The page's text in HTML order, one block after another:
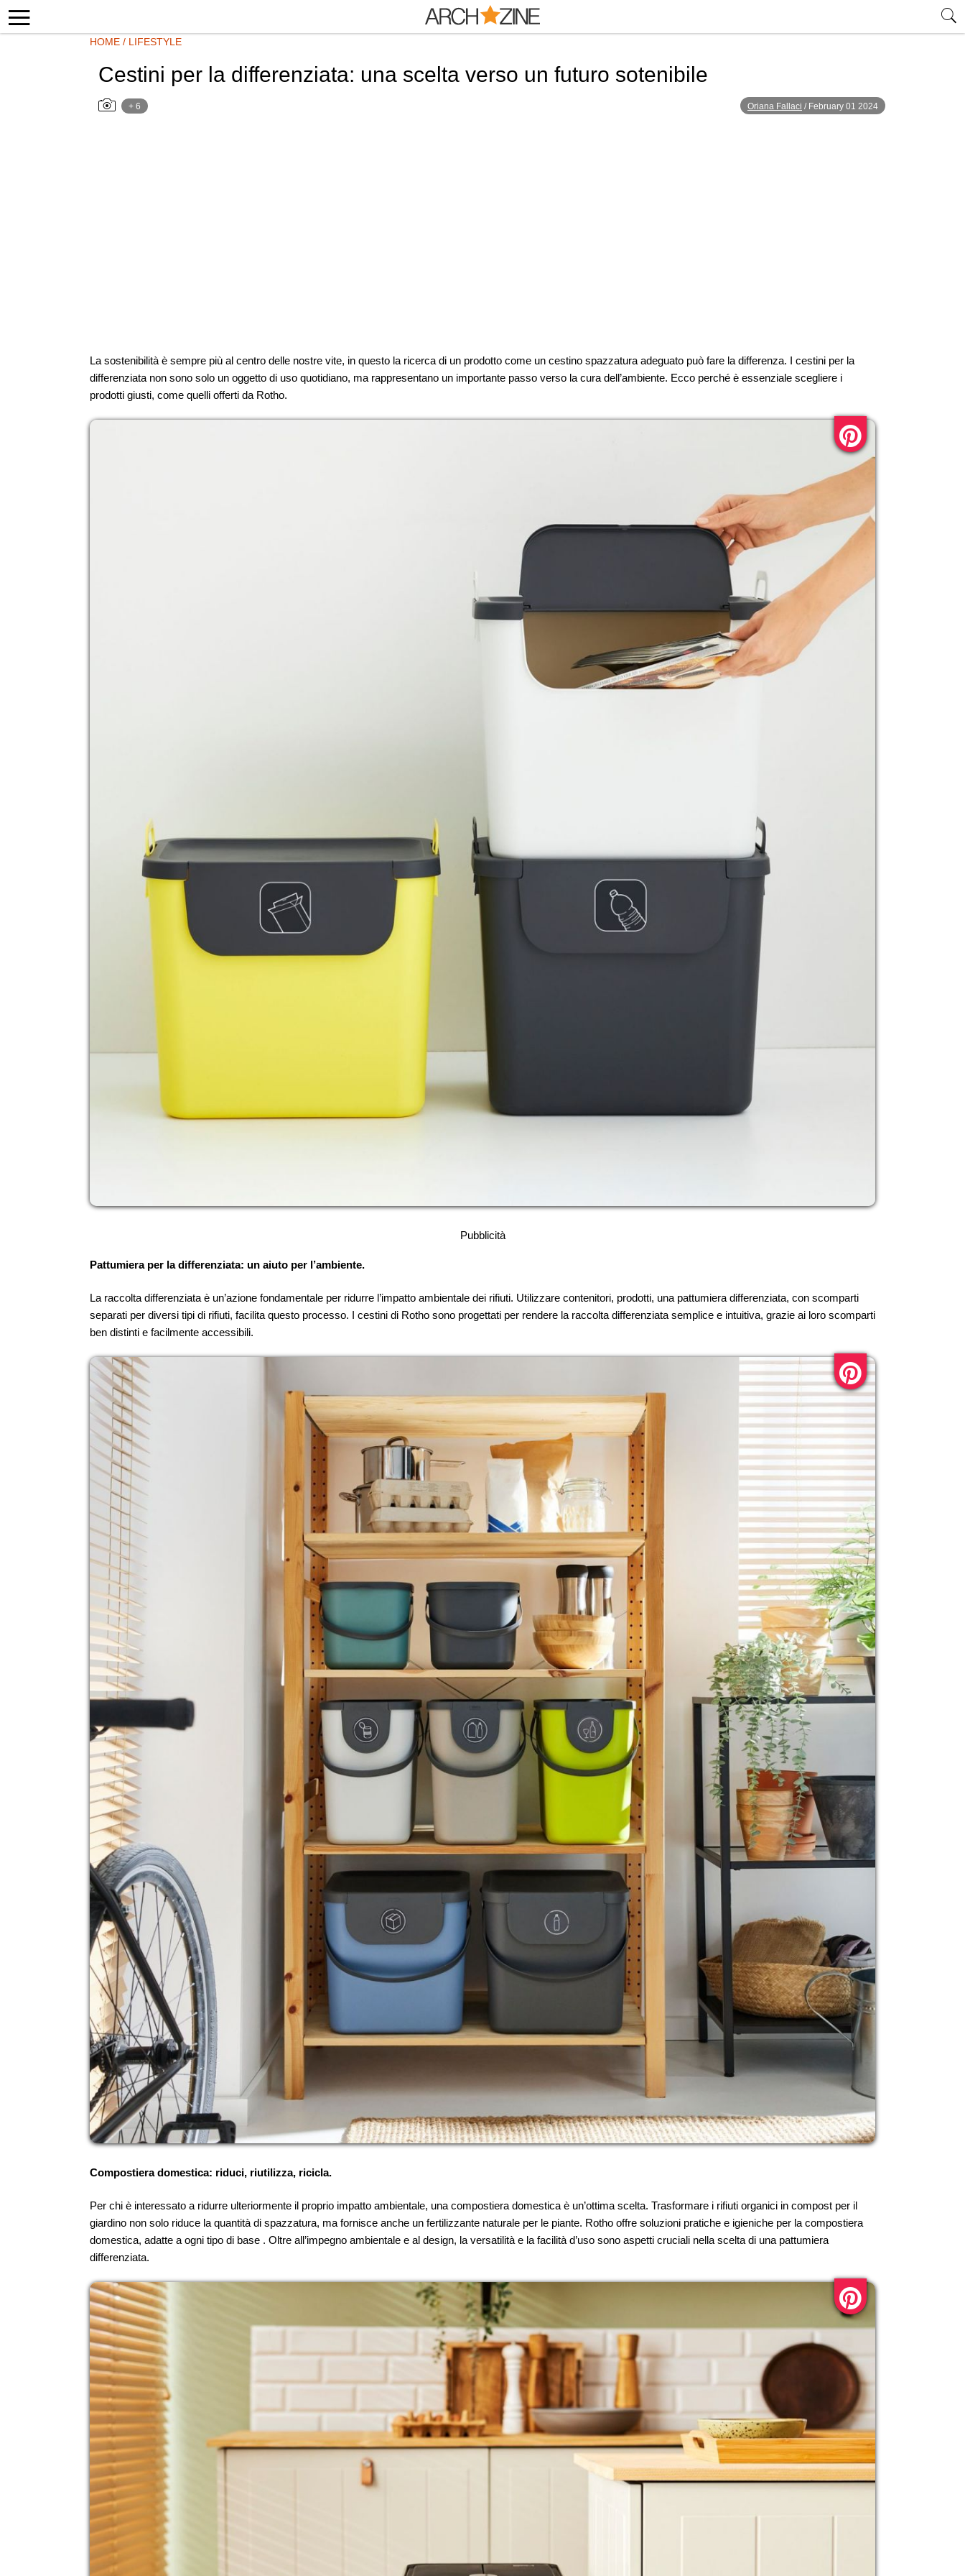
HOME / LIFESTYLE
Cestini per la differenziata: una scelta verso un futuro sotenibile
+ 6 Oriana Fallaci / February 01 2024
La sostenibilità è sempre più al centro delle nostre vite, in questo la ricerca di un prodotto come un cestino spazzatura adeguato può fare la differenza. I cestini per la
differenziata non sono solo un oggetto di uso quotidiano, ma rappresentano un importante passo verso la cura dell’ambiente. Ecco perché è essenziale scegliere i
prodotti giusti, come quelli offerti da Rotho.
Pubblicità
Pattumiera per la differenziata: un aiuto per l’ambiente.
La raccolta differenziata è un’azione fondamentale per ridurre l’impatto ambientale dei rifiuti. Utilizzare contenitori, prodotti, una pattumiera differenziata, con scomparti
separati per diversi tipi di rifiuti, facilita questo processo. I cestini di Rotho sono progettati per rendere la raccolta differenziata semplice e intuitiva, grazie ai loro scomparti
ben distinti e facilmente accessibili.
Compostiera domestica: riduci, riutilizza, ricicla.
Per chi è interessato a ridurre ulteriormente il proprio impatto ambientale, una compostiera domestica è un’ottima scelta. Trasformare i rifiuti organici in compost per il
giardino non solo riduce la quantità di spazzatura, ma fornisce anche un fertilizzante naturale per le piante. Rotho offre soluzioni pratiche e igieniche per la compostiera
domestica, adatte a ogni tipo di base . Oltre all’impegno ambientale e al design, la versatilità e la facilità d’uso sono aspetti cruciali nella scelta di una pattumiera
differenziata.